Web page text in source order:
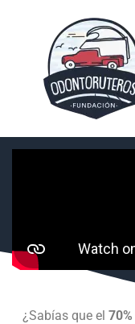
¿Sabías que el 70%